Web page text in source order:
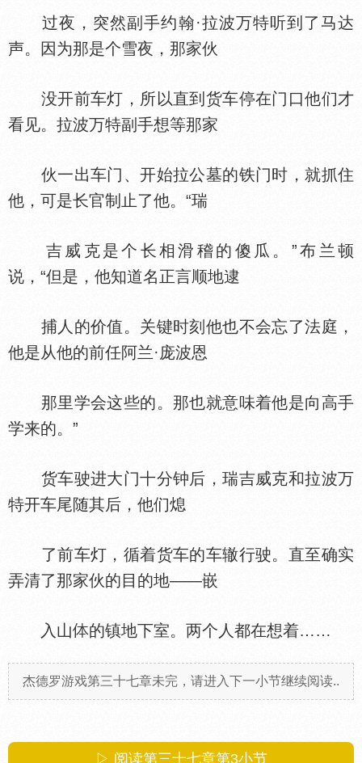
过夜，突然副手约翰·拉波万特听到了马达
声。因为那是个雪夜，那家伙
没开前车灯，所以直到货车停在门口他们才
看见。拉波万特副手想等那家
伙一出车门、开始拉公墓的铁门时，就抓住
他，可是长官制止了他。“瑞
吉威克是个长相滑稽的傻瓜。”布兰顿
说，“但是，他知道名正言顺地逮
捕人的价值。关键时刻他也不会忘了法庭，
他是从他的前任阿兰·庞波恩
那里学会这些的。那也就意味着他是向高手
学来的。”
货车驶进大门十分钟后，瑞吉威克和拉波万
特开车尾随其后，他们熄
了前车灯，循着货车的车辙行驶。直至确实
弄清了那家伙的目的地——嵌
入山 的镇地下室。两个人都在想着……
杰德罗游戏第三十七章未完，请进入下一小节继续阅读..
▷ 阅读第三十七章第3小节